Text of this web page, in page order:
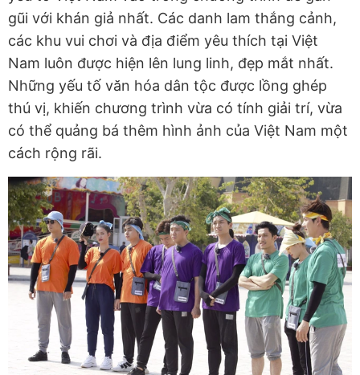
gũi với khán giả nhất. Các danh lam thắng cảnh,
các khu vui chơi và địa điểm yêu thích tại Việt
Nam luôn được hiện lên lung linh, đẹp mắt nhất.
Những yếu tố văn hóa dân tộc được lồng ghép
thú vị, khiến chương trình vừa có tính giải trí, vừa
có thể quảng bá thêm hình ảnh của Việt Nam một
cách rộng rãi.